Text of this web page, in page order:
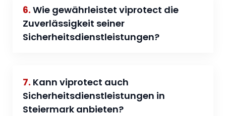
6. Wie gewährleistet viprotect die
Zuverlässigkeit seiner
Sicherheitsdienstleistungen?
7. Kann viprotect auch
Sicherheitsdienstleistungen in
Steiermark anbieten?